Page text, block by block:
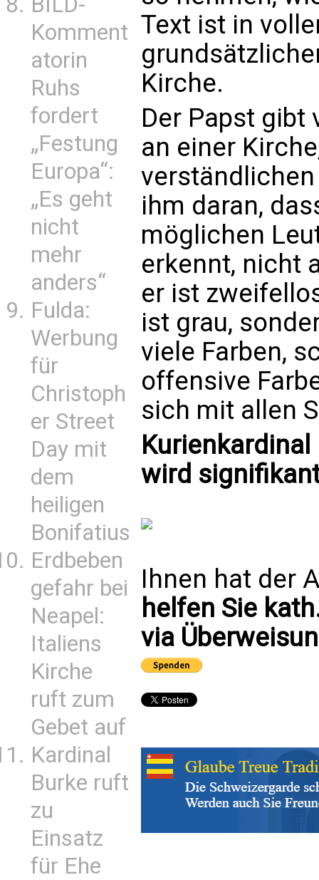
Komment
atorin
Ruhs
fordert
„Festung
Europa“:
„Es geht
nicht
mehr
anders“
Fulda:
Werbung
für
Christoph
er Street
Day mit
dem
heiligen
Bonifatius
Erdbeben
gefahr bei
Neapel:
Italiens
Kirche
ruft zum
Gebet auf
Kardinal
Burke ruft
zu
Einsatz
für Ehe
Text ist in
Kirche.
Der Papst gibt
an einer
ihm daran,
möglichen
erkennt, nicht
er ist
ist grau,
viele Farben,
offensive
sich mit allen
Kurienkardinal
wird
Ihnen hat der
helfen Sie
via